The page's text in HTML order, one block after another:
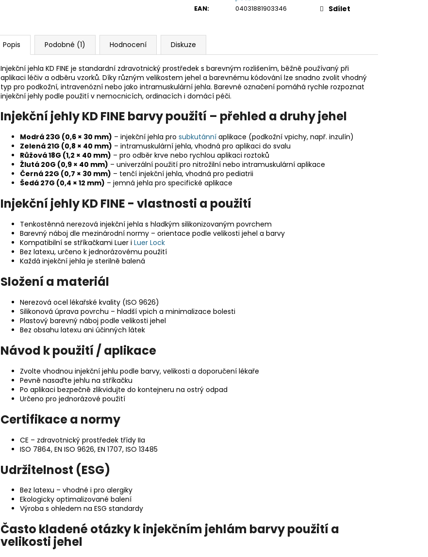
EAN: 04031881903346
Sdílet
Popis Podobné (1) Hodnocení Diskuze
Injekční jehla KD FINE je standardní zdravotnický prostředek s barevným rozlišením, běžně používaný při
aplikaci léčiv a odběru vzorků. Díky různým velikostem jehel a barevnému kódování lze snadno zvolit vhodný
typ pro podkožní, intravenózní nebo jako intramuskulární jehla. Barevné označení pomáhá rychle rozpoznat
injekční jehly podle použití v nemocnicích, ordinacích i domácí péči.
Injekční jehly KD FINE barvy použití – přehled a druhy jehel
Modrá 23G (0,6 × 30 mm) – injekční jehla pro subkutánní aplikace (podkožní vpichy, např. inzulín)
Zelená 21G (0,8 × 40 mm) – intramuskulární jehla, vhodná pro aplikaci do svalu
Růžová 18G (1,2 × 40 mm) – pro odběr krve nebo rychlou aplikaci roztoků
Žlutá 20G (0,9 × 40 mm) – univerzální použití pro nitrožilní nebo intramuskulární aplikace
Černá 22G (0,7 × 30 mm) – tenčí injekční jehla, vhodná pro pediatrii
Šedá 27G (0,4 × 12 mm) – jemná jehla pro specifické aplikace
Injekční jehly KD FINE - vlastnosti a použití
Tenkostěnná nerezová injekční jehla s hladkým silikonizovaným povrchem
Barevný náboj dle mezinárodní normy – orientace podle velikosti jehel a barvy
Kompatibilní se stříkačkami Luer i Luer Lock
Bez latexu, určeno k jednorázovému použití
Každá injekční jehla je sterilně balená
Složení a materiál
Nerezová ocel lékařské kvality (ISO 9626)
Silikonová úprava povrchu – hladší vpich a minimalizace bolesti
Plastový barevný náboj podle velikosti jehel
Bez obsahu latexu ani účinných látek
Návod k použití / aplikace
Zvolte vhodnou injekční jehlu podle barvy, velikosti a doporučení lékaře
Pevně nasaďte jehlu na stříkačku
Po aplikaci bezpečně zlikvidujte do kontejneru na ostrý odpad
Určeno pro jednorázové použití
Certifikace a normy
CE – zdravotnický prostředek třídy IIa
ISO 7864, EN ISO 9626, EN 1707, ISO 13485
Udržitelnost (ESG)
Bez latexu – vhodné i pro alergiky
Ekologicky optimalizované balení
Výroba s ohledem na ESG standardy
Často kladené otázky k injekčním jehlám barvy použití a
velikosti jehel